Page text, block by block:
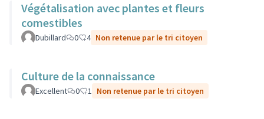
Végétalisation avec plantes et fleurs
comestibles
Dubillard 0 4 Non retenue par le tri citoyen
Culture de la connaissance
Excellent 0 1 Non retenue par le tri citoyen